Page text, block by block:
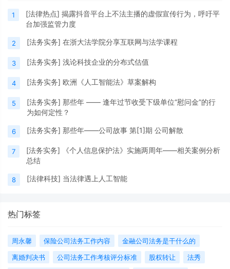
1 [法律热点] 揭露抖音平台上不法主播的虚假宣传行为，呼吁平
台加强监管力度
2 [法务实务] 在浙大法学院分享互联网与法学课程
3 [法务实务] 浅论科技企业的分布式估值
4 [法务实务] 欧洲《人工智能法》草案解构
5 [法务实务] 那些年 —— 逢年过节收受下级单位“慰问金”的行
为如何定性？
6 [法务实务] 那些年——公司故事 第[1]期 公司解散
7 [法务实务]
《个人信息保护法》实施两周年——相关案例分析
总结
8 [法律科技] 当法律遇上人工智能
热门标签
周永馨 保险公司法务工作内容
金融公司法务是干什么的
离婚判决书
公司法务工作考核评分标准 股权转让
法秀